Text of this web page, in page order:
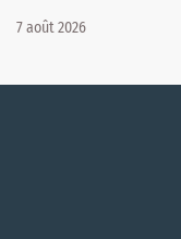
7 août 2026